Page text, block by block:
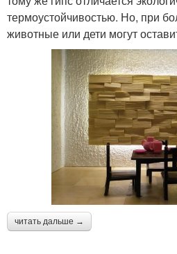
термоустойчивостью. Но, при
животные или дети могут
читать дальше →